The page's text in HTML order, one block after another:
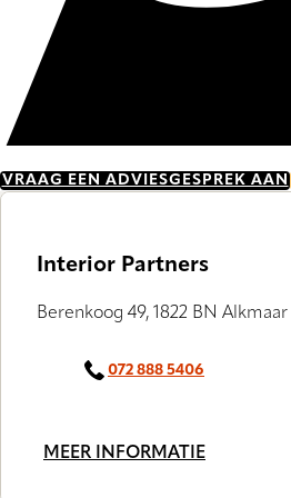
VRAAG EEN ADVIESGESPREK AAN
Interior Partners
Berenkoog 49, 1822 BN Alkmaar
072 888 5406
MEER INFORMATIE